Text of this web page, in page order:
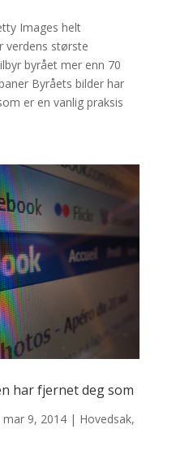
Images helt
verdens største
byrået mer enn 70
Byråets bilder har
er en vanlig praksis
har fjernet deg som
mar 9, 2014| Hovedsak,